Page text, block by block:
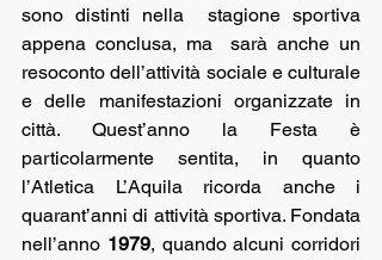
sono distinti nella  stagione sportiva
appena conclusa, ma  sarà anche un
resoconto dell’attività sociale e culturale
e delle manifestazioni organizzate in
città. Quest’anno la Festa è
particolarmente sentita, in quanto
l’Atletica L’Aquila ricorda anche i
quarant’anni di attività sportiva. Fondata
nell’anno 1979, quando alcuni corridori